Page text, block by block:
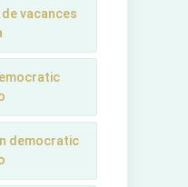
vacances
democratic